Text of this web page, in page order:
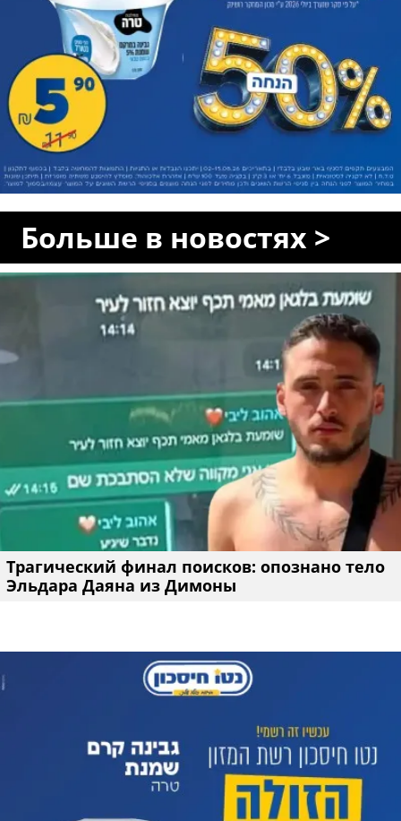
Больше в новостях >
Трагический финал поисков: опознано тело
Эльдара Даяна из Димоны